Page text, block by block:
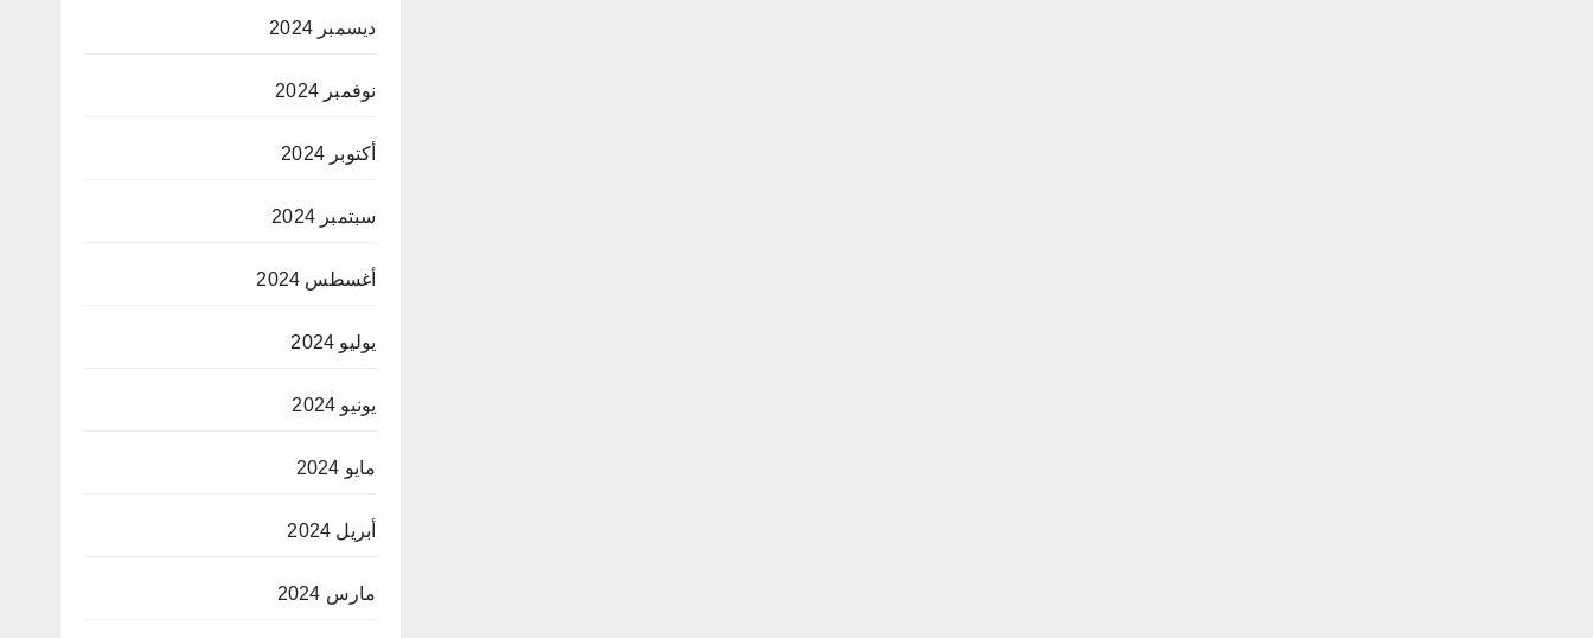
ديسمبر 2024
نوفمبر 2024
أكتوبر 2024
سبتمبر 2024
أغسطس 2024
يوليو 2024
يونيو 2024
مايو 2024
أبريل 2024
مارس 2024